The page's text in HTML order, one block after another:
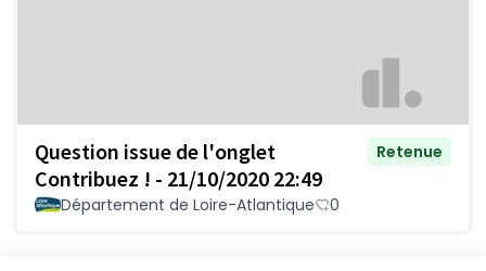
Question issue de l'onglet
Contribuez ! - 21/10/2020 22:49
Retenue
Département de Loire-Atlantique 0